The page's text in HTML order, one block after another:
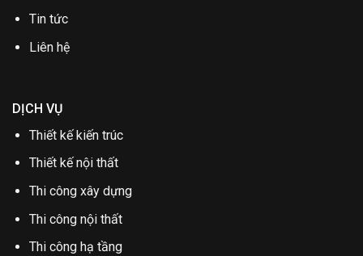
Tin tức
Liên hệ
DỊCH VỤ
Thiết kế kiến trúc
Thiết kế nội thất
Thi công xây dựng
Thi công nội thất
Thi công hạ tầng